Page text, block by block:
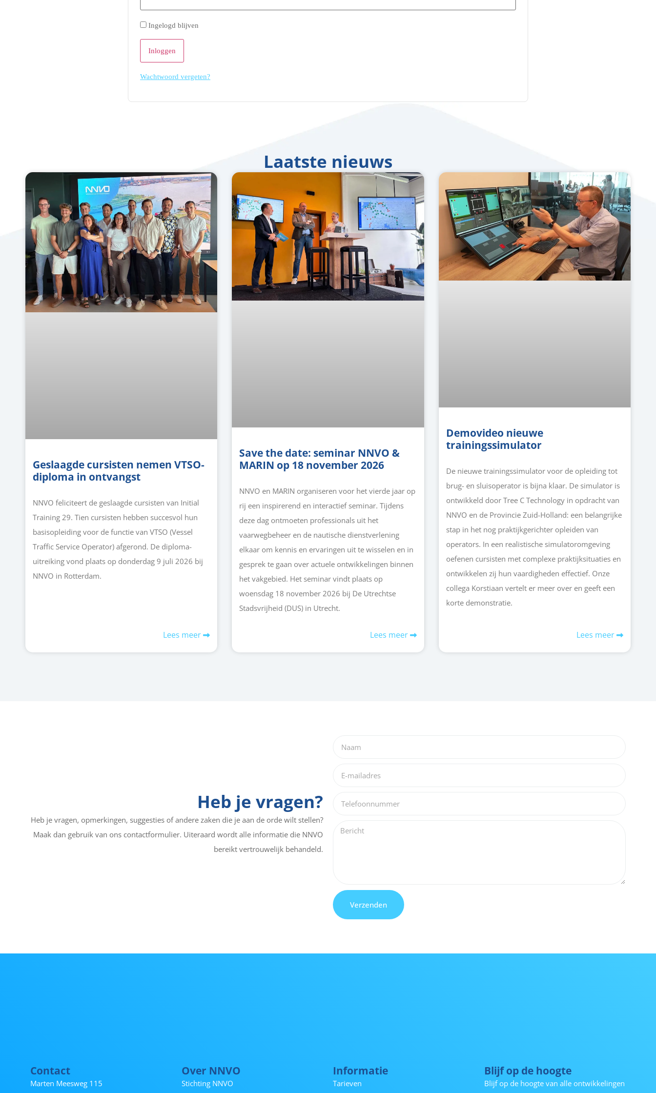
Ingelogd blijven
Wachtwoord vergeten?
Laatste nieuws
Geslaagde cursisten nemen VTSO-
diploma in ontvangst
NNVO feliciteert de geslaagde cursisten van Initial
Training 29. Tien cursisten hebben succesvol hun
basisopleiding voor de functie van VTSO (Vessel
Traffic Service Operator) afgerond. De diploma-
uitreiking vond plaats op donderdag 9 juli 2026 bij
NNVO in Rotterdam.
Lees meer
Save the date: seminar NNVO &
MARIN op 18 november 2026
NNVO en MARIN organiseren voor het vierde jaar op
rij een inspirerend en interactief seminar. Tijdens
deze dag ontmoeten professionals uit het
vaarwegbeheer en de nautische dienstverlening
elkaar om kennis en ervaringen uit te wisselen en in
gesprek te gaan over actuele ontwikkelingen binnen
het vakgebied. Het seminar vindt plaats op
woensdag 18 november 2026 bij De Utrechtse
Stadsvrijheid (DUS) in Utrecht.
Lees meer
Demovideo nieuwe
trainingssimulator
De nieuwe trainingssimulator voor de opleiding tot
brug- en sluisoperator is bijna klaar. De simulator is
ontwikkeld door Tree C Technology in opdracht van
NNVO en de Provincie Zuid-Holland: een belangrijke
stap in het nog praktijkgerichter opleiden van
operators. In een realistische simulatoromgeving
oefenen cursisten met complexe praktijksituaties en
ontwikkelen zij hun vaardigheden effectief. Onze
collega Korstiaan vertelt er meer over en geeft een
korte demonstratie.
Lees meer
Heb je vragen?
Heb je vragen, opmerkingen, suggesties of andere zaken die je aan de orde wilt stellen?
Maak dan gebruik van ons contactformulier. Uiteraard wordt alle informatie die NNVO
bereikt vertrouwelijk behandeld.
Verzenden
Contact
Marten Meesweg 115
Over NNVO
Stichting NNVO
Informatie
Tarieven
Blijf op de hoogte
Blijf op de hoogte van alle ontwikkelingen